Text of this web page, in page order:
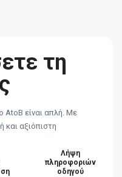
τη
είναι απλή. Με
και αξιόπιστη
Λήψη
πληροφοριών
οδηγού